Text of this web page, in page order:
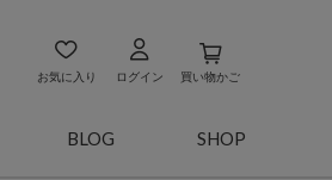
お気に入り ログイン 買い物かご
BLOG SHOP